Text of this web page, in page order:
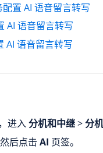
置 AI 语音留言转写
AI 语音留言转写
AI 语音留言转写
进入分机和中继>分机
后点击 AI 页签。